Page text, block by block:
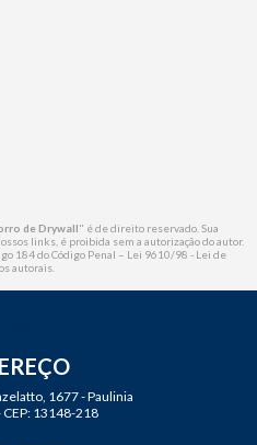
de Drywall" é de direito reservado. Sua
links, é proibida sem a autorização do autor.
184 do Código Penal – Lei 9610/98 - Lei de
autorais.
1677 - Paulinia
CEP: 13148-218